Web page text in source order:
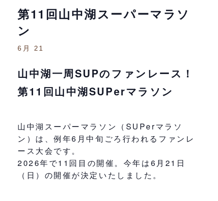
第11回山中湖スーパーマラソ
ン
6月 21
山中湖一周SUPのファンレース！
第11回山中湖SUPerマラソン
山中湖スーパーマラソン（SUPerマラソ
ン）は、例年6月中旬ごろ行われるファンレ
ース大会です。
2026年で11回目の開催。今年は6月21日
（日）の開催が決定いたしました。